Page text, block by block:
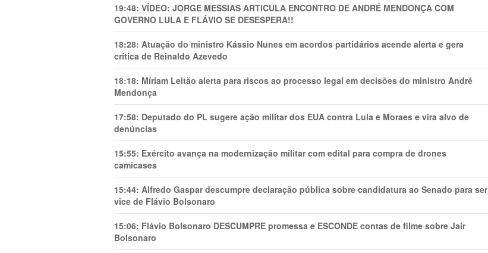
19:48: VÍDEO: JORGE MESSIAS ARTICULA ENCONTRO DE ANDRÉ MENDONÇA COM
GOVERNO LULA E FLÁVIO SE DESESPERA!!
18:28: Atuação do ministro Kássio Nunes em acordos partidários acende alerta e gera
crítica de Reinaldo Azevedo
18:18: Míriam Leitão alerta para riscos ao processo legal em decisões do ministro André
Mendonça
17:58: Deputado do PL sugere ação militar dos EUA contra Lula e Moraes e vira alvo de
denúncias
15:55: Exército avança na modernização militar com edital para compra de drones
camicases
15:44: Alfredo Gaspar descumpre declaração pública sobre candidatura ao Senado para ser
vice de Flávio Bolsonaro
15:06: Flávio Bolsonaro DESCUMPRE promessa e ESCONDE contas de filme sobre Jair
Bolsonaro